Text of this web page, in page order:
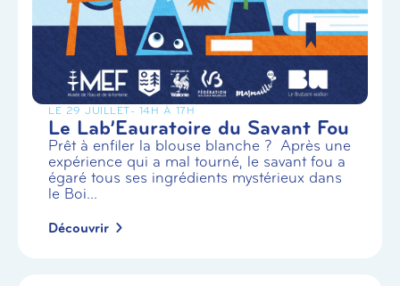
LE 29 JUILLET- 14H À 17H
Le Lab’Eauratoire du Savant Fou
Prêt à enfiler la blouse blanche ? Après une
expérience qui a mal tourné, le savant fou a
égaré tous ses ingrédients mystérieux dans
le Boi...
Découvrir